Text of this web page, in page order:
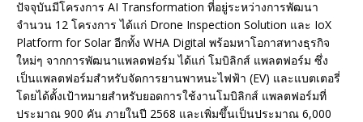
ปัจจุบันมีโครงการ AI Transformation ที่อยู่ระหว่างการพัฒนา
จำนวน 12 โครงการ ได้แก่ Drone Inspection Solution และ IoX
Platform for Solar อีกทั้ง WHA Digital พร้อมหาโอกาสทางธุรกิจ
ใหม่ๆ จากการพัฒนาแพลตฟอร์ม ได้แก่ โมบิลิกส์ แพลตฟอร์ม ซึ่ง
เป็นแพลตฟอร์มสำหรับจัดการยานพาหนะไฟฟ้า (EV) และแบตเตอรี่
โดยได้ตั้งเป้าหมายสำหรับยอดการใช้งานโมบิลิกส์ แพลตฟอร์มที่
ประมาณ 900 คัน ภายในปี 2568 และเพิ่มขึ้นเป็นประมาณ 6,000